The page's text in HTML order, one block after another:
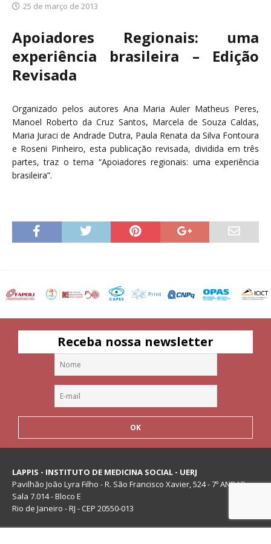
25 de março de 2013
Apoiadores Regionais: uma
experiência brasileira – Edição
Revisada
Organizado pelos autores Ana Maria Auler Matheus Peres,
Manoel Roberto da Cruz Santos, Marcela de Souza Caldas,
Maria Juraci de Andrade Dutra, Paula Renata da Silva Fontoura
e Roseni Pinheiro, esta publicação revisada, dividida em três
partes, traz o tema “Apoiadores regionais: uma experiência
brasileira”.
Receba nossa newsletter
LAPPIS - INSTITUTO DE MEDICINA SOCIAL - UERJ
Pavilhão João Lyra Filho - R. São Francisco Xavier, 524 - 7º ANDAR -
Sala 7.014 - Bloco E
Rio de Janeiro - RJ - CEP 20550-013